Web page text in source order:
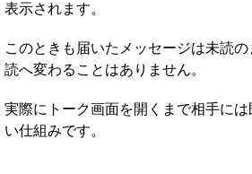
表示されます。
このときも届いたメッセージは未読
読へ変わることはありません。
実際にトーク画面を開くまで相手に
い仕組みです。